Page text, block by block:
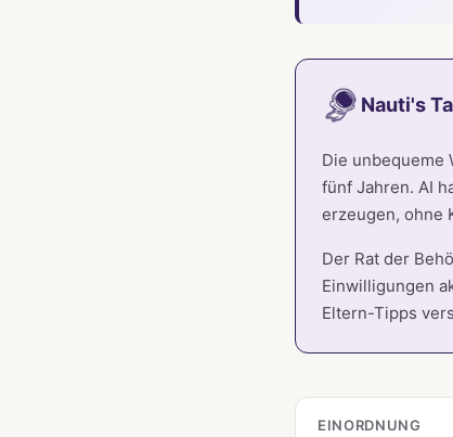
Nauti's
Die unbequeme
fünf Jahren. AI
erzeugen, ohne
Der Rat der
Einwilligungen
Eltern-Tipps
EINORDNUNG